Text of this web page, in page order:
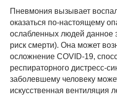
Пневмония вызывает
оказаться по-настоящему
ослабленных людей данное
риск смерти). Она может
осложнение COVID-19,
респираторного дистресс-
заболевшему человеку
искусственная вентиляция